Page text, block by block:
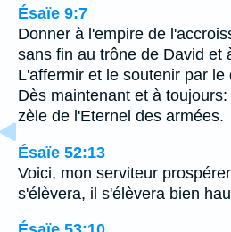
Ésaïe 9:7
Donner à l'empire de
sans fin au trône de David et
L'affermir et le soutenir par
Dès maintenant et à
zèle de l'Eternel des armées.
Ésaïe 52:13
Voici, mon serviteur
s'élèvera, il s'élèvera bien